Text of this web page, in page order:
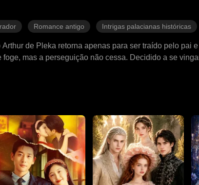
Romance antigo Intrigas palacianas históricas
de Pleka retorna apenas para ser traído pelo pai
mas a perseguição não cessa. Decidido a se